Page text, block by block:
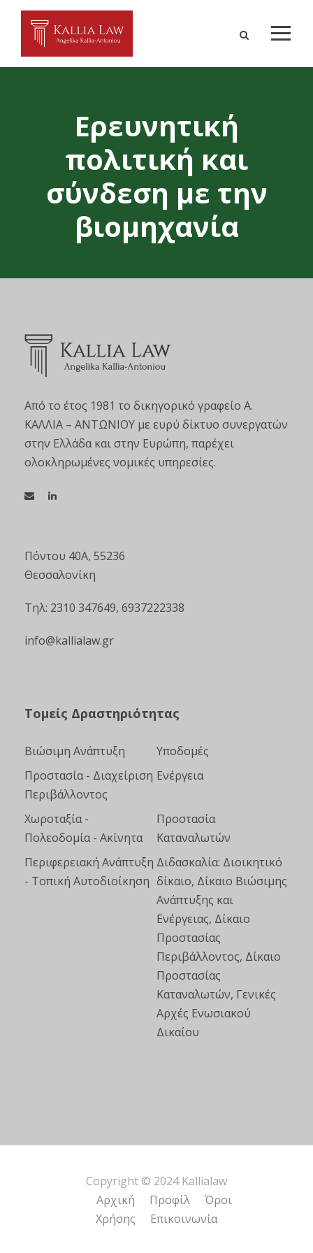
Eρευνητική
πολιτική και
σύνδεση με την
βιομηχανία
Από το έτος 1981 το δικηγορικό γραφείο Α.
ΚΑΛΛΙΑ – ΑΝΤΩΝΙΟΥ με ευρύ δίκτυο συνεργατών
στην Ελλάδα και στην Ευρώπη, παρέχει
ολοκληρωμένες νομικές υπηρεσίες.
Πόντου 40Α, 55236
Θεσσαλονίκη
Τηλ: 2310 347649, 6937222338
info@kallialaw.gr
Τομείς Δραστηριότητας
Βιώσιμη Ανάπτυξη
Υποδομές
Προστασία - Διαχείριση
Περιβάλλοντος
Ενέργεια
Χωροταξία -
Πολεοδομία - Ακίνητα
Προστασία
Καταναλωτών
Περιφερειακή Ανάπτυξη
- Τοπική Αυτοδιοίκηση
Διδασκαλία: Διοικητικό
δίκαιο, Δίκαιο Βιώσιμης
Ανάπτυξης και
Ενέργειας, Δίκαιο
Προστασίας
Περιβάλλοντος, Δίκαιο
Προστασίας
Καταναλωτών, Γενικές
Αρχές Ενωσιακού
Δικαίου
Copyright © 2024 Kallialaw
Αρχική
Προφίλ
Όροι
Χρήσης
Επικοινωνία